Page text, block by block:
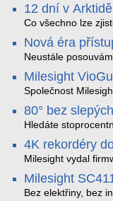
12 dní v
data ze
Co všechno lze
projede Arktidou?
Tromsø přes
Nordkapp. Bez
otřesy i náklon.
podrobný datový
Nová éra
Signo
Neustále
v oblasti kontroly
čtečky HID Signo.
Milesight
detekci
Společnost
dopravních
sofistikovanými
tak, aby
dopravních
optimalizoval
80° bez
streamuje na
Hledáte
panoramatická
4MP senzorů
zkreslení. K tomu
YouTube – bez
4K rekordéry
které musíte
Milesight vydal
které vám
spoustu
Milesight
kabel
Bez elektřiny, bez